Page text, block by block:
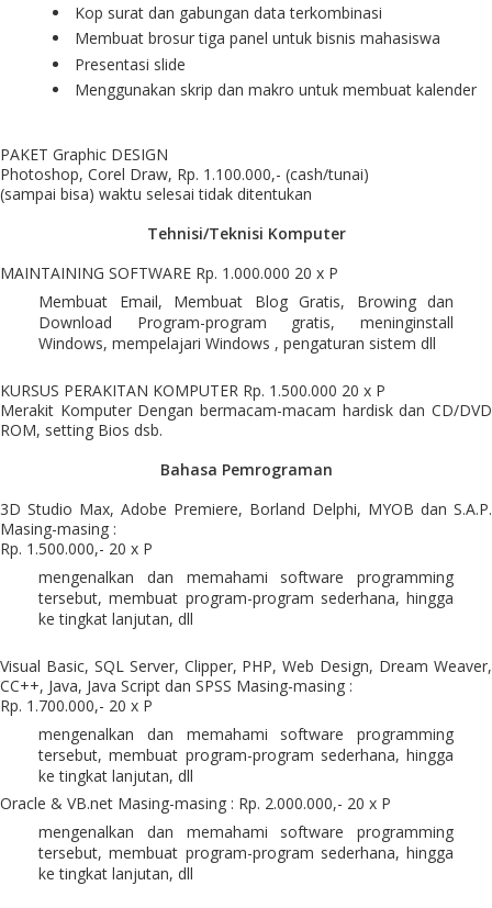
Kop surat dan gabungan data terkombinasi
Membuat brosur tiga panel untuk bisnis mahasiswa
Presentasi slide
Menggunakan skrip dan makro untuk membuat kalender
PAKET Graphic DESIGN
Photoshop, Corel Draw, Rp. 1.100.000,- (cash/tunai)
(sampai bisa) waktu selesai tidak ditentukan
Tehnisi/Teknisi Komputer
MAINTAINING SOFTWARE Rp. 1.000.000 20 x P
Membuat Email, Membuat Blog Gratis, Browing dan
Download Program-program gratis, meninginstall
Windows, mempelajari Windows , pengaturan sistem dll
KURSUS PERAKITAN KOMPUTER Rp. 1.500.000 20 x P
Merakit Komputer Dengan bermacam-macam hardisk dan CD/DVD
ROM, setting Bios dsb.
Bahasa Pemrograman
3D Studio Max, Adobe Premiere, Borland Delphi, MYOB dan S.A.P.
Masing-masing :
Rp. 1.500.000,- 20 x P
mengenalkan dan memahami software programming
tersebut, membuat program-program sederhana, hingga
ke tingkat lanjutan, dll
Visual Basic, SQL Server, Clipper, PHP, Web Design, Dream Weaver,
CC++, Java, Java Script dan SPSS Masing-masing :
Rp. 1.700.000,- 20 x P
mengenalkan dan memahami software programming
tersebut, membuat program-program sederhana, hingga
ke tingkat lanjutan, dll
Oracle & VB.net Masing-masing : Rp. 2.000.000,- 20 x P
mengenalkan dan memahami software programming
tersebut, membuat program-program sederhana, hingga
ke tingkat lanjutan, dll